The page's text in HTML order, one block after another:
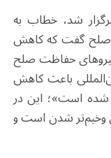
شد، خطاب به
صلح گفت که کاهش
حفاظت صلح
باعث کاهش
شده است»؛ این در
وخیم‌تر شدن است و